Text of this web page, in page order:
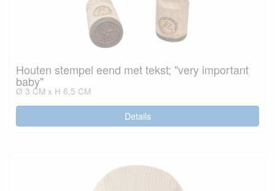
Houten stempel eend met tekst; "very important
baby"
Ø 3 CM x H 6,5 CM
Details